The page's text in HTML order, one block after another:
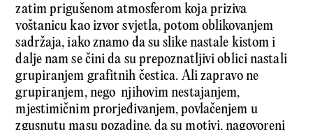
zatim prigušenom atmosferom koja priziva
voštanicu kao izvor svjetla, potom oblikovanjem
sadržaja, iako znamo da su slike nastale kistom i
dalje nam se čini da su prepoznatljivi oblici nastali
grupiranjem grafitnih čestica. Ali zapravo ne
grupiranjem, nego njihovim nestajanjem,
mjestimičnim prorjeđivanjem, povlačenjem u
zgusnutu masu pozadine, da su motivi, nagovoreni